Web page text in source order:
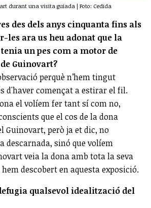
durant una visita guiada | Foto: Cedida
des dels anys cinquanta fins als
les ara us heu adonat que la
un pes com a motor de
Guinovart?
perquè n’hem tingut
d'haver començat a estirar el fil.
el volíem fer tant sí com no,
que el cos de la dona
Guinovart, però ja et dic, no
descarnada, sinó que volíem
veia la dona amb tota la seva
descobert en aquesta exposició.
qualsevol idealització del